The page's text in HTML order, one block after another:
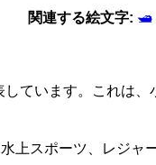
関連する絵文字: 🛥
ています。これは
上スポーツ、レジ